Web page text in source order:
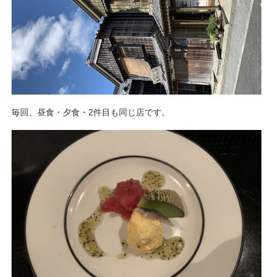
毎回、昼食・夕食・2件目も同じ店です。